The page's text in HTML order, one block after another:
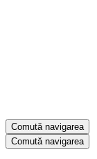
Comută navigarea
Comută navigarea